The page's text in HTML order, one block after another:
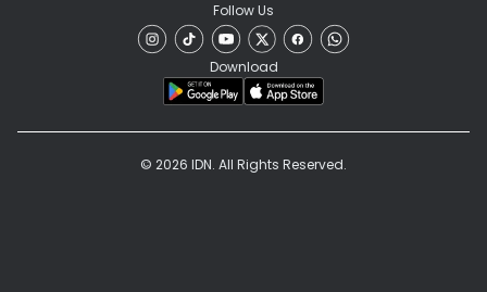
Follow Us
Download
© 2026 IDN. All Rights Reserved.